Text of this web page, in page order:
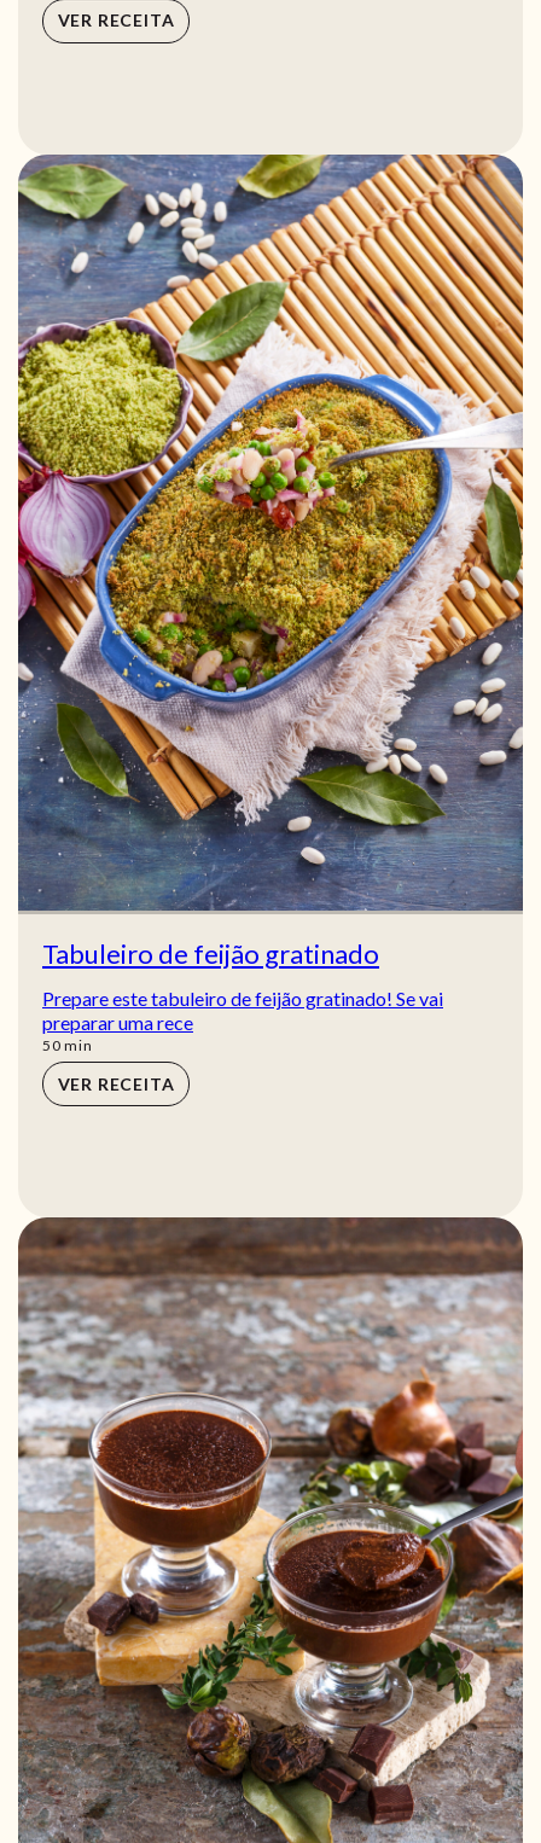
VER RECEITA
Tabuleiro de feijão gratinado
Prepare este tabuleiro de feijão gratinado! Se vai
preparar uma rece
50min
min
VER RECEITA